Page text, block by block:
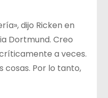
dijo Ricken en
Dortmund. Creo
a veces.
cosas. Por lo tanto,